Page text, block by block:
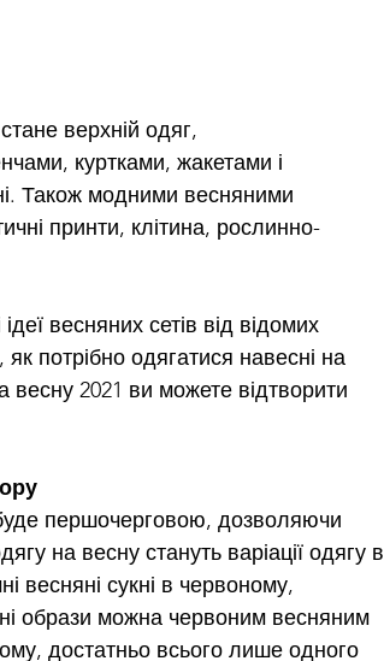
верхній одяг,
куртками, жакетами і
Також модними весняними
принти, клітина, рослинно-
весняних сетів від відомих
потрібно одягатися навесні на
весну 2021 ви можете відтворити
першочерговою, дозволяючи
на весну стануть варіації одягу в
весняні сукні в червоному,
образи можна червоним весняним
достатньо всього лише одного